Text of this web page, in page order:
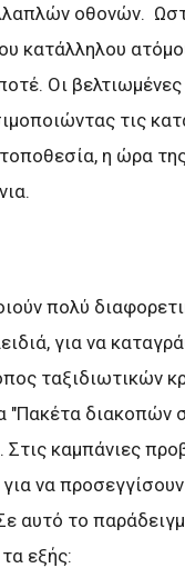
οθονών.
κατάλληλου
Οι
τις
η ώρα
πολύ
για να
ταξιδιωτικών
"Πακέτα διακοπών
καμπάνιες
να
αυτό το
εξής: